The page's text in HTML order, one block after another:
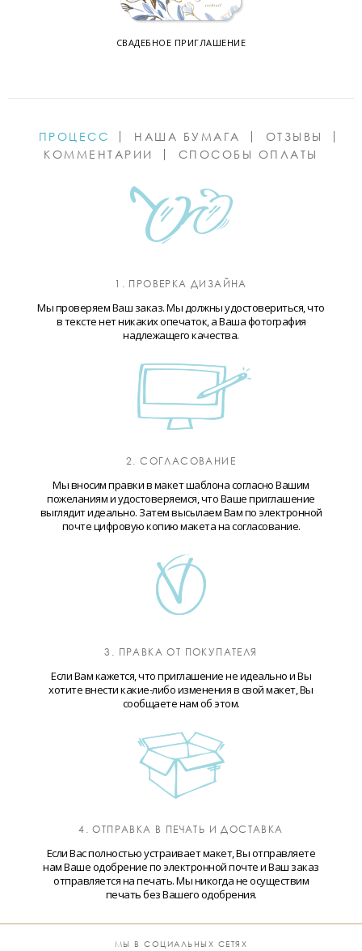
СВАДЕБНОЕ ПРИГЛАШЕНИЕ
ПРОЦЕСС НАША БУМАГА
ОТЗЫВЫ
КОММЕНТАРИИ
СПОСОБЫ ОПЛАТЫ
1. ПРОВЕРКА ДИЗАЙНА
Мы проверяем Ваш заказ. Мы должны удостовериться, что
в тексте нет никаких опечаток, а Ваша фотография
надлежащего качества.
2. СОГЛАСОВАНИЕ
Мы вносим правки в макет шаблона согласно Вашим
пожеланиям и удостоверяемся, что Ваше приглашение
выглядит идеально. Затем высылаем Вам по электронной
почте цифровую копию макета на согласование.
3. ПРАВКА ОТ ПОКУПАТЕЛЯ
Если Вам кажется, что приглашение не идеально и Вы
хотите внести какие-либо изменения в свой макет, Вы
сообщаете нам об этом.
4. ОТПРАВКА В ПЕЧАТЬ И ДОСТАВКА
Если Вас полностью устраивает макет, Вы отправляете
нам Ваше одобрение по электронной почте и Ваш заказ
отправляется на печать. Мы никогда не осуществим
печать без Вашего одобрения.
МЫ В СОЦИАЛЬНЫХ СЕТЯХ